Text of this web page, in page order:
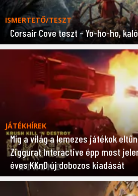
ISMERTETŐ/TESZT
Corsair Cove teszt – Yo-ho-ho,
JÁTÉKHÍREK
Míg a világ a lemezes játékok
Ziggurat Interactive épp most
éves KKnD új dobozos kiadását